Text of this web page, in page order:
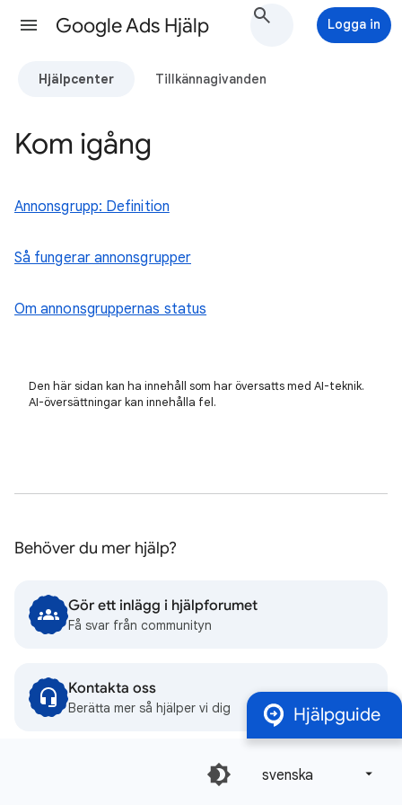
Google Ads Hjälp Logga in
Hjälpcenter Tillkännagivanden
Kom igång
Annonsgrupp: Definition
Så fungerar annonsgrupper
Om annonsgruppernas status
Den här sidan kan ha innehåll som har översatts med AI-teknik.
AI-översättningar kan innehålla fel.
Behöver du mer hjälp?
Gör ett inlägg i hjälpforumet
Få svar från communityn
Kontakta oss
Berätta mer så hjälper vi dig
svenska‎
Hjälpguide